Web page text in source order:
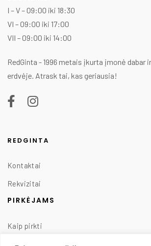
I – V – 09:00 iki 18:30
VI – 09:00 iki 17:00
VII – 09:00 iki 14:00
RedGinta - 1996 metais įkurta įmonė dabar
erdvėje. Atrask tai, kas geriausia!
REDGINTA
Kontaktai
Rekvizitai
PIRKĖJAMS
Kaip pirkti
Taisyklės